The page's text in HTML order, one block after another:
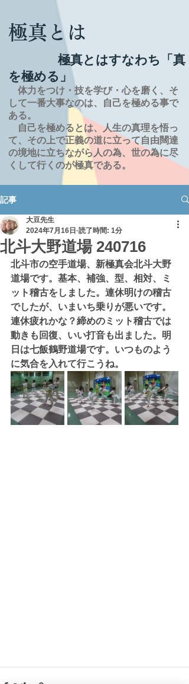
極真とは
極真とはすなわち「真
を極める」
体力をつけ・技を学び・心を磨く、そ
して一番大事なのは、自己を極める事で
ある。
自己を極めるとは、人生の真理を悟っ
て、その上で正義の道に立って自由闊達
の境地に立ちながら人の為、世の為に尽
くして行くのが極真である。
記事
北斗大野道場 240716
大豆先生
2024年7月16日 読了時間: 1分
北斗市の空手道場、新極真会北斗大野
道場です。基本、補強、型、相対、ミ
ット稽古をしました。連休明けの稽古
でしたが、いまいち乗りが悪いです。
連休疲れかな？締めのミット稽古では
動きも回復、いい打音も出ました。明
日は七飯鶴野道場です。いつものよう
に気合を入れて行こうね。